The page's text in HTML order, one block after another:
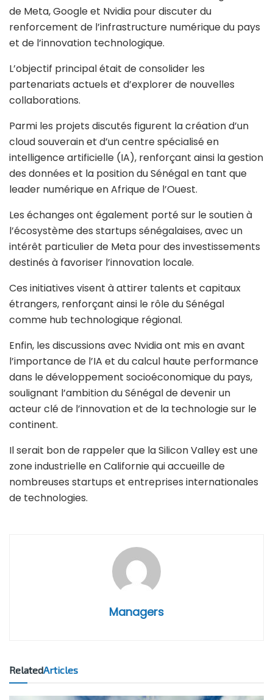
de Meta, Google et Nvidia pour discuter du
renforcement de l’infrastructure numérique du pays
et de l’innovation technologique.
L’objectif principal était de consolider les
partenariats actuels et d’explorer de nouvelles
collaborations.
Parmi les projets discutés figurent la création d’un
cloud souverain et d’un centre spécialisé en
intelligence artificielle (IA), renforçant ainsi la gestion
des données et la position du Sénégal en tant que
leader numérique en Afrique de l’Ouest.
Les échanges ont également porté sur le soutien à
l’écosystème des startups sénégalaises, avec un
intérêt particulier de Meta pour des investissements
destinés à favoriser l’innovation locale.
Ces initiatives visent à attirer talents et capitaux
étrangers, renforçant ainsi le rôle du Sénégal
comme hub technologique régional.
Enfin, les discussions avec Nvidia ont mis en avant
l’importance de l’IA et du calcul haute performance
dans le développement socioéconomique du pays,
soulignant l’ambition du Sénégal de devenir un
acteur clé de l’innovation et de la technologie sur le
continent.
Il serait bon de rappeler que la Silicon Valley est une
zone industrielle en Californie qui accueille de
nombreuses startups et entreprises internationales
de technologies.
Managers
RelatedArticles